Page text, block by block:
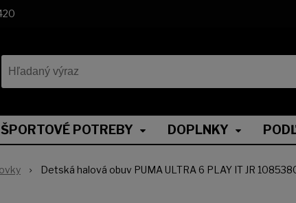
ŠPORTOVÉ POTREBY DOPLNKY
Detská halová obuv PUMA ULTRA 6 PLAY IT JR